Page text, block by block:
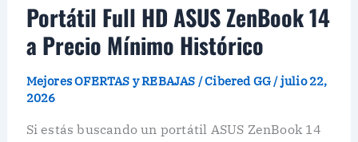
Portátil Full HD ASUS ZenBook 14
a Precio Mínimo Histórico
Mejores OFERTAS y REBAJAS /Cibered GG/julio 22,
2026
Si estás buscando un portátil ASUS ZenBook 14